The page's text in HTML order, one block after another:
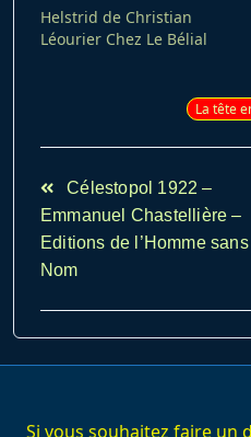
Helstrid de Christian
Léourier Chez Le Bélial
La tête
<span
class="nav-
subtitle
screen-
text">Page</span>
Célestopol 1922 –
Emmanuel Chastellière –
Editions de l’Homme sans
Nom
Si vous souhaitez faire un